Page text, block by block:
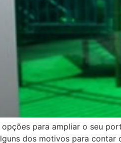
opções para ampliar o seu
dos motivos para